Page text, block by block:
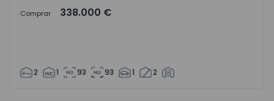
Comprar 338.000 €
2 1 93 93 1 2